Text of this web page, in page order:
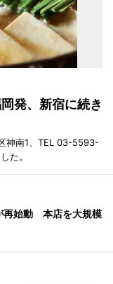
発、新宿に続き
神南1、TEL 03-5593-
た。
再始動 本店を大規模